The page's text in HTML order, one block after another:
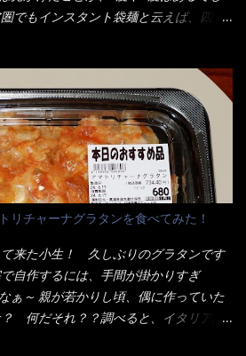
カレーがかかっています。 カレーは辛
ツです。 それも揚げたての熱々です。
れば、漢では無い！と云っても過言で
兎に角ボリューム満点で＜薄カツ＞と
カツが2枚重ねて出てくるだ！ 1枚が薄
しいけど・・・
でもインスタント袋麺と云えば、四角
アで見かけ思わず手に取って買い物篭
限定＞宮崎辛麺風ラーメン オーッといき
・・・ 棒状インスタントラーメンの
か・ら・め・ん・辛麺！ 宮崎辛麺は
されている、辛口のラーメンじゃ
酸辣湯麺？なんてね。 よし今日のサラ
！ それではまず袋を開けると・・・ な
麺が二束、調味油と粉末スープ！ やは
かチョッと高級感的な・・・だって透
なんて見慣れないからねぇ～（コスト
ると、韮とか卵の用意を勧めている。
た、黒豆モヤシ・韮・生卵を用意しま
チャーナグラタンを食べてみた！
来た小生！ 久しぶりのグラタンです
自作するには、手間が掛かりすぎ
ぁ～ 親が若かりし頃、偶に作っていた
何だそれ？？調べると、イタリア語